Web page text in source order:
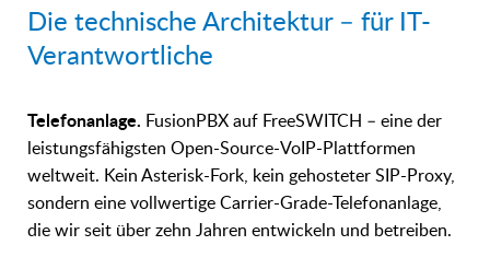
Die technische Architektur – für IT-
Verantwortliche
Telefonanlage. FusionPBX auf FreeSWITCH – eine der
leistungsfähigsten Open-Source-VoIP-Plattformen
weltweit. Kein Asterisk-Fork, kein gehosteter SIP-Proxy,
sondern eine vollwertige Carrier-Grade-Telefonanlage,
die wir seit über zehn Jahren entwickeln und betreiben.